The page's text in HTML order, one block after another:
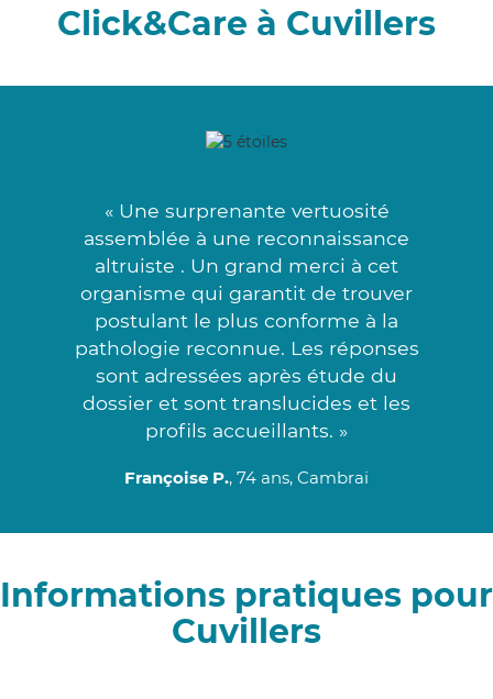
Click&Care à Cuvillers
« Une surprenante vertuosité
assemblée à une reconnaissance
altruiste . Un grand merci à cet
organisme qui garantit de trouver
postulant le plus conforme à la
pathologie reconnue. Les réponses
sont adressées après étude du
dossier et sont translucides et les
profils accueillants. »
Françoise P., 74 ans, Cambrai
Informations pratiques pour
Cuvillers